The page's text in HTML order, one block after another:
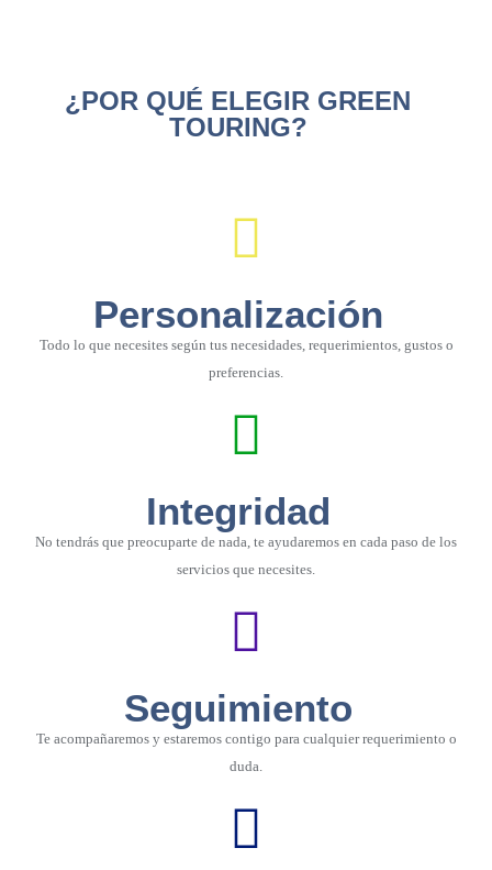
¿POR QUÉ ELEGIR GREEN
TOURING?
Personalización
Todo lo que necesites según tus necesidades, requerimientos, gustos o
preferencias.
Integridad
No tendrás que preocuparte de nada, te ayudaremos en cada paso de los
servicios que necesites.
Seguimiento
Te acompañaremos y estaremos contigo para cualquier requerimiento o
duda.